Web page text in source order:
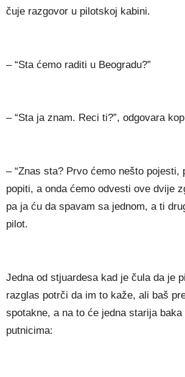
čuje razgovor u pilotskoj kabini.
– “Sta ćemo raditi u Beogradu?”
– “Sta ja znam. Reci ti?”, odgovara
– “Znas sta? Prvo ćemo nešto pojesti,
popiti, a onda ćemo odvesti ove dvije
pa ja ću da spavam sa jednom, a ti
pilot.
Jedna od stjuardesa kad je čula da je
razglas potrči da im to kaže, ali baš
spotakne, a na to će jedna starija
putnicima: